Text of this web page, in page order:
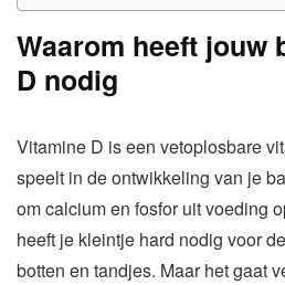
Waarom heeft jouw
D nodig
Vitamine D is een vetoplosbare
speelt in de ontwikkeling van je
om calcium en fosfor uit voeding
heeft je kleintje hard nodig voor
botten en tandjes. Maar het gaat